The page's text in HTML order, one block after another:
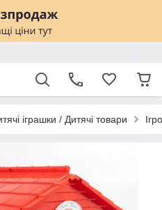
іграшки / Дитячі товари